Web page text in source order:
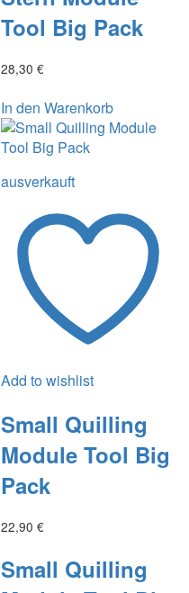
Tool Big Pack
28,30 €
In den Warenkorb
ausverkauft
Add to wishlist
Small Quilling
Module Tool Big
Pack
22,90 €
Small Quilling